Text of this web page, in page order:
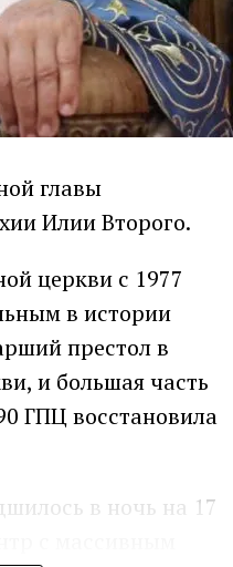
главы
Илии Второго.
церкви с 1977
в истории
престол в
и большая часть
ГПЦ восстановила
в ночь на 17